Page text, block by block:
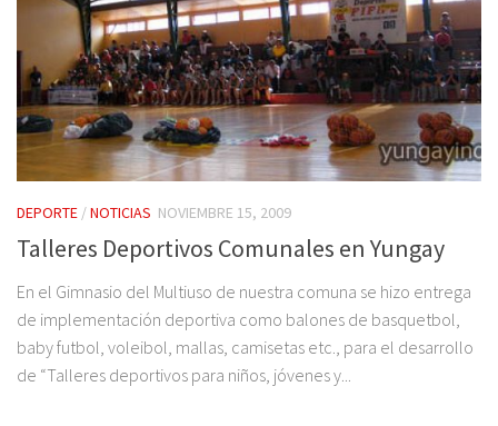
DEPORTE /NOTICIAS NOVIEMBRE 15, 2009
Talleres Deportivos Comunales en Yungay
En el Gimnasio del Multiuso de nuestra comuna se hizo entrega
de implementación deportiva como balones de basquetbol,
baby futbol, voleibol, mallas, camisetas etc., para el desarrollo
de “Talleres deportivos para niños, jóvenes y...